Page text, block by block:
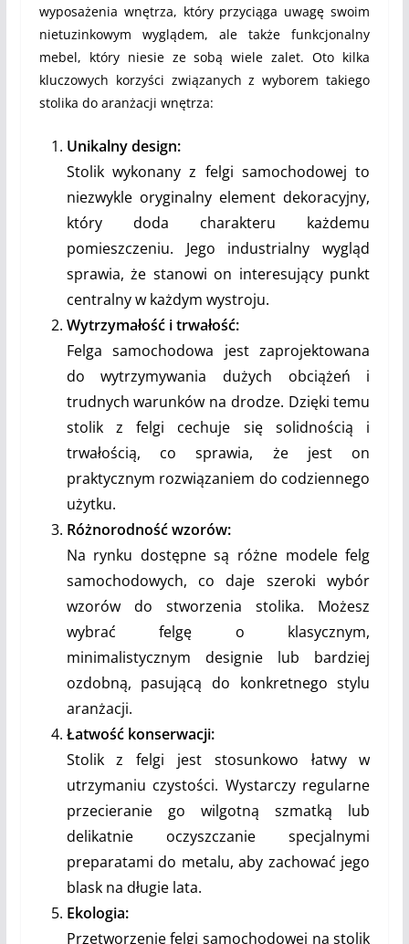
wyposażenia wnętrza, który przyciąga uwagę swoim
nietuzinkowym wyglądem, ale także funkcjonalny
mebel, który niesie ze sobą wiele zalet. Oto kilka
kluczowych korzyści związanych z wyborem takiego
stolika do aranżacji wnętrza:
Unikalny design:
Stolik wykonany z felgi samochodowej to
niezwykle oryginalny element dekoracyjny,
który doda charakteru każdemu
pomieszczeniu. Jego industrialny wygląd
sprawia, że stanowi on interesujący punkt
centralny w każdym wystroju.
Wytrzymałość i trwałość:
Felga samochodowa jest zaprojektowana
do wytrzymywania dużych obciążeń i
trudnych warunków na drodze. Dzięki temu
stolik z felgi cechuje się solidnością i
trwałością, co sprawia, że jest on
praktycznym rozwiązaniem do codziennego
użytku.
Różnorodność wzorów:
Na rynku dostępne są różne modele felg
samochodowych, co daje szeroki wybór
wzorów do stworzenia stolika. Możesz
wybrać felgę o klasycznym,
minimalistycznym designie lub bardziej
ozdobną, pasującą do konkretnego stylu
aranżacji.
Łatwość konserwacji:
Stolik z felgi jest stosunkowo łatwy w
utrzymaniu czystości. Wystarczy regularne
przecieranie go wilgotną szmatką lub
delikatnie oczyszczanie specjalnymi
preparatami do metalu, aby zachować jego
blask na długie lata.
Ekologia:
Przetworzenie felgi samochodowej na stolik